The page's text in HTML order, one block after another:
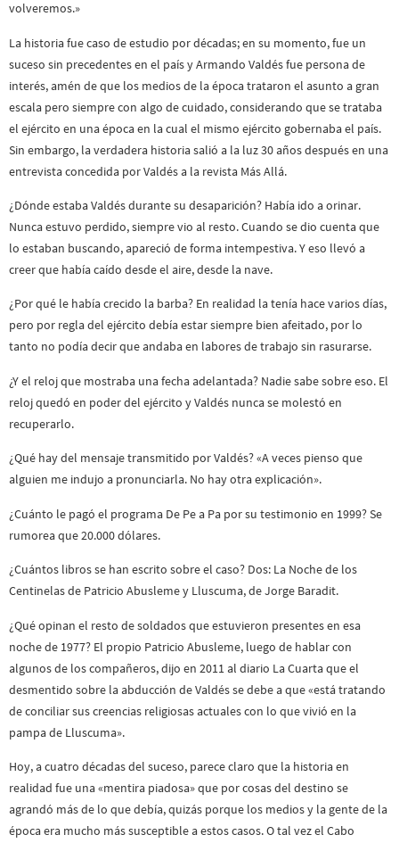
volveremos.»
La historia fue caso de estudio por décadas; en su momento, fue un
suceso sin precedentes en el país y Armando Valdés fue persona de
interés, amén de que los medios de la época trataron el asunto a gran
escala pero siempre con algo de cuidado, considerando que se trataba
el ejército en una época en la cual el mismo ejército gobernaba el país.
Sin embargo, la verdadera historia salió a la luz 30 años después en una
entrevista concedida por Valdés a la revista Más Allá.
¿Dónde estaba Valdés durante su desaparición? Había ido a orinar.
Nunca estuvo perdido, siempre vio al resto. Cuando se dio cuenta que
lo estaban buscando, apareció de forma intempestiva. Y eso llevó a
creer que había caído desde el aire, desde la nave.
¿Por qué le había crecido la barba? En realidad la tenía hace varios días,
pero por regla del ejército debía estar siempre bien afeitado, por lo
tanto no podía decir que andaba en labores de trabajo sin rasurarse.
¿Y el reloj que mostraba una fecha adelantada? Nadie sabe sobre eso. El
reloj quedó en poder del ejército y Valdés nunca se molestó en
recuperarlo.
¿Qué hay del mensaje transmitido por Valdés? «A veces pienso que
alguien me indujo a pronunciarla. No hay otra explicación».
¿Cuánto le pagó el programa De Pe a Pa por su testimonio en 1999? Se
rumorea que 20.000 dólares.
¿Cuántos libros se han escrito sobre el caso? Dos: La Noche de los
Centinelas de Patricio Abusleme y Lluscuma, de Jorge Baradit.
¿Qué opinan el resto de soldados que estuvieron presentes en esa
noche de 1977? El propio Patricio Abusleme, luego de hablar con
algunos de los compañeros, dijo en 2011 al diario La Cuarta que el
desmentido sobre la abducción de Valdés se debe a que «está tratando
de conciliar sus creencias religiosas actuales con lo que vivió en la
pampa de Lluscuma».
Hoy, a cuatro décadas del suceso, parece claro que la historia en
realidad fue una «mentira piadosa» que por cosas del destino se
agrandó más de lo que debía, quizás porque los medios y la gente de la
época era mucho más susceptible a estos casos. O tal vez el Cabo